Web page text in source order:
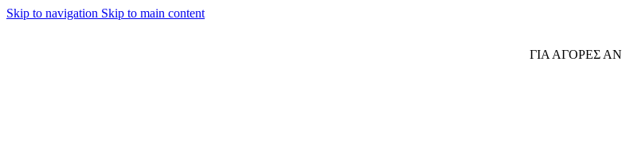
Skip to navigation Skip to main content
ΓΙΑ ΑΓΟΡΕΣ